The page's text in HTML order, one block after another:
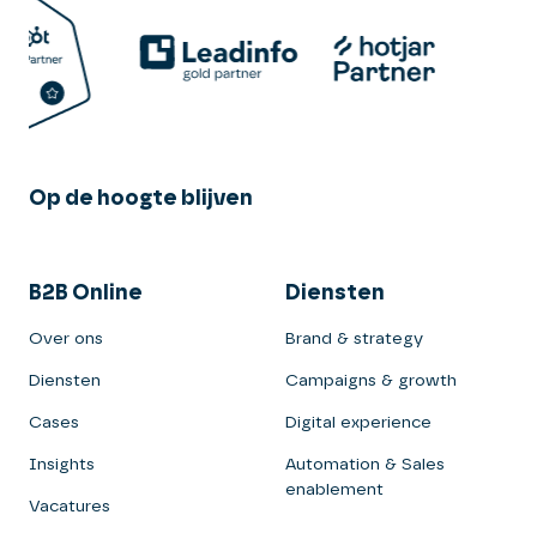
B2B Online
Over ons
Diensten
Cases
Insights
Vacatures
Diensten
Brand & strategy
Campaigns & growth
Digital experience
Automation & Sales
enablement
Op de hoogte blijven